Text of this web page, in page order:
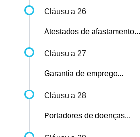
Cláusula 26
Atestados de afastamento...
Cláusula 27
Garantia de emprego...
Cláusula 28
Portadores de doenças...